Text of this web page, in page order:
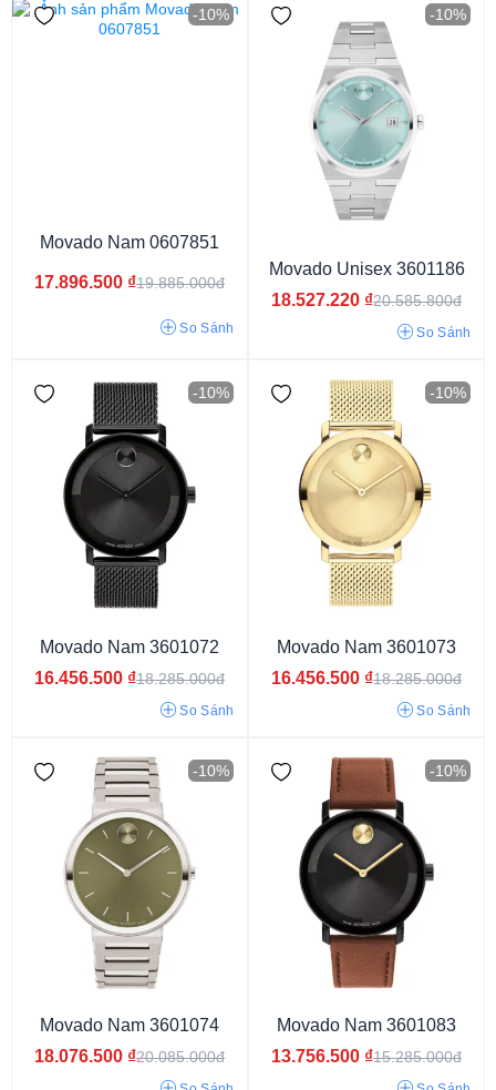
Kim (Analog)
Năng lượng ánh sáng
-10%
Movado Nam 0607851
17.896.500 ₫19.885.000đ
So Sánh
-10%
Movado Unisex 3601186
18.527.220 ₫20.585.800đ
So Sánh
-10%
Movado Nam 3601072
16.456.500 ₫18.285.000đ
So Sánh
-10%
Movado Nam 3601073
16.456.500 ₫18.285.000đ
So Sánh
-10%
Movado Nam 3601074
18.076.500 ₫20.085.000đ
-10%
Movado Nam 3601083
13.756.500 ₫15.285.000đ